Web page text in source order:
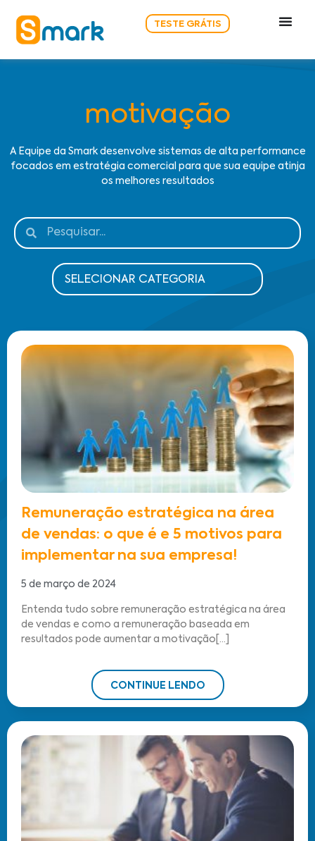
TESTE GRÁTIS
motivação
A Equipe da Smark desenvolve sistemas de alta performance
focados em estratégia comercial para que sua equipe atinja
os melhores resultados
Remuneração estratégica na área
de vendas: o que é e 5 motivos para
implementar na sua empresa!
5 de março de 2024
Entenda tudo sobre remuneração estratégica na área
de vendas e como a remuneração baseada em
resultados pode aumentar a motivação[...]
CONTINUE LENDO